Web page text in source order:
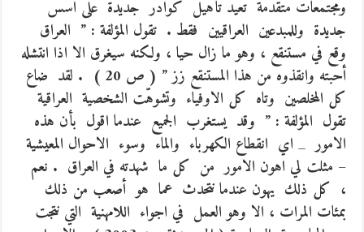
ومجتمعات متقدمة تعيد تأهيل كوادر جديدة على اسس
جديدة وللمبدعين العراقيين فقط . تقول المؤلفة : ” العراق
وقع في مستنقع ، وهو ما زال حيا ، ولكنه سيغرق الا اذا انتشله
أحبته وانقذوه من هذا المستنقع زز ” ( ص 20 ) . لقد ضاع
كل المخلصين وتاه كل الاوفياء وتشوهّت الشخصية العراقية
تقول المؤلفة : ” وقد يستغرب الجميع عندما اقول بأن هذه
الامور _ اي انقطاع الكهرباء والماء وسوء الاحوال المعيشية
– مثلت لي اهون الامور من كل ما شهدته في العراق . نعم
، كل ذلك يهون عندما نتحدث عما هو أصعب من ذلك
بمئات المرات ، الا وهو العمل في اجواء اللامهنية التي نتجت